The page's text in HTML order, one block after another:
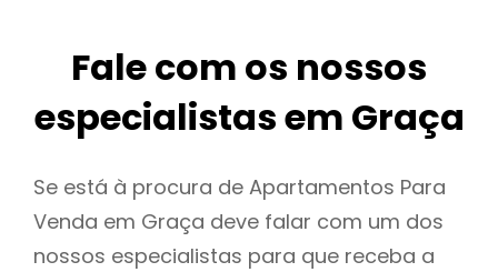
Fale com os nossos
especialistas em Graça
Se está à procura de Apartamentos Para
Venda em Graça deve falar com um dos
nossos especialistas para que receba a